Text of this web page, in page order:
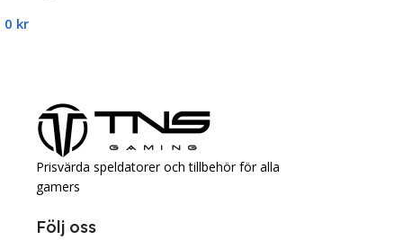
0 kr
Prisvärda speldatorer och tillbehör för alla
gamers
Följ oss